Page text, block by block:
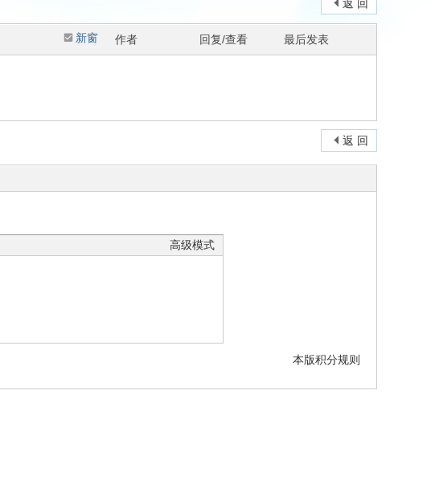
返 回
新窗 作者 回复/查看 最后发表
返 回
高级模式
本版积分规则